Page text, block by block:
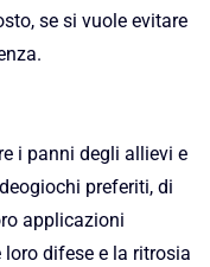
se si vuole evitare
i panni degli allievi e
preferiti, di
applicazioni
difese e la ritrosia